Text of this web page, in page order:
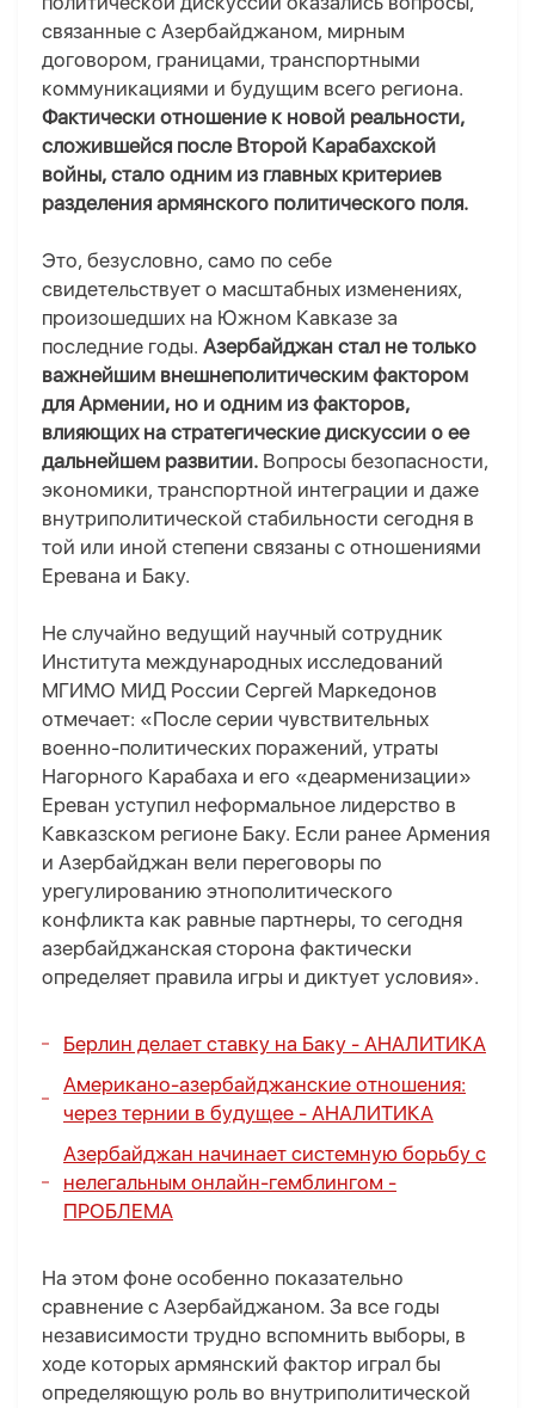
связанные с Азербайджаном, мирным
договором, границами, транспортными
коммуникациями и будущим всего региона.
Фактически отношение к новой реальности,
сложившейся после Второй Карабахской
войны, стало одним из главных критериев
разделения армянского политического поля.
Это, безусловно, само по себе
свидетельствует о масштабных изменениях,
произошедших на Южном Кавказе за
последние годы. Азербайджан стал не только
важнейшим внешнеполитическим фактором
для Армении, но и одним из факторов,
влияющих на стратегические дискуссии о ее
дальнейшем развитии. Вопросы безопасности,
экономики, транспортной интеграции и даже
внутриполитической стабильности сегодня в
той или иной степени связаны с отношениями
Еревана и Баку.
Не случайно ведущий научный сотрудник
Института международных исследований
МГИМО МИД России Сергей Маркедонов
отмечает: «После серии чувствительных
военно-политических поражений, утраты
Нагорного Карабаха и его «деарменизации»
Ереван уступил неформальное лидерство в
Кавказском регионе Баку. Если ранее Армения
и Азербайджан вели переговоры по
урегулированию этнополитического
конфликта как равные партнеры, то сегодня
азербайджанская сторона фактически
определяет правила игры и диктует условия».
Берлин делает ставку на Баку - АНАЛИТИКА
Американо-азербайджанские отношения:
через тернии в будущее - АНАЛИТИКА
Азербайджан начинает системную борьбу с
нелегальным онлайн-гемблингом -
ПРОБЛЕМА
На этом фоне особенно показательно
сравнение с Азербайджаном. За все годы
независимости трудно вспомнить выборы, в
ходе которых армянский фактор играл бы
определяющую роль во внутриполитической